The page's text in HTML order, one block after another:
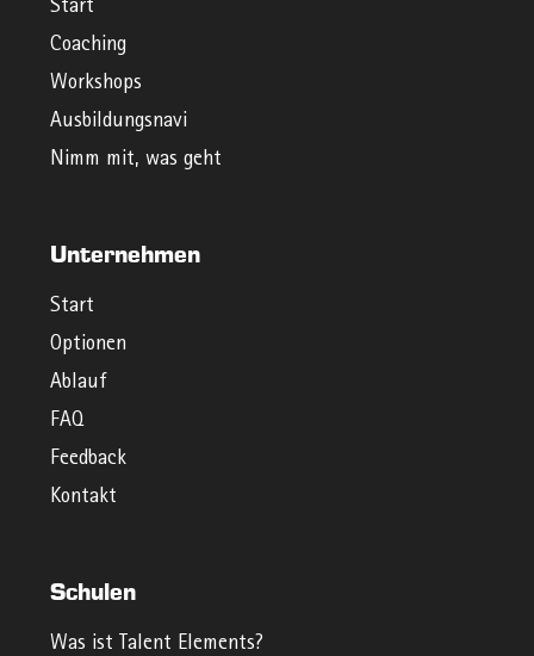
Start
Coaching
Workshops
Ausbildungsnavi
Nimm mit, was geht
Unternehmen
Start
Optionen
Ablauf
FAQ
Feedback
Kontakt
Schulen
Was ist Talent Elements?